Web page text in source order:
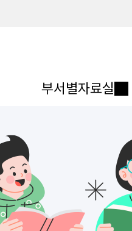
부서별자료실